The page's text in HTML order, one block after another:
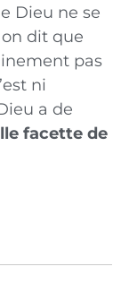
Dieu ne se
dit que
pas
ni
a de
facette de